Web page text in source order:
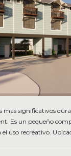
más significativos
Es un pequeño
uso recreativo.